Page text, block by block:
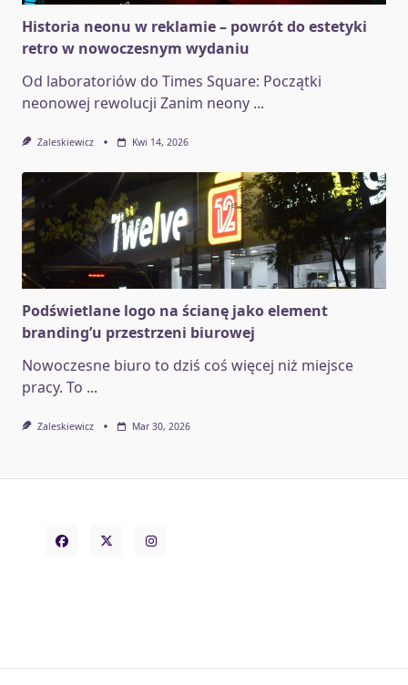
Historia neonu w reklamie – powrót do estetyki
retro w nowoczesnym wydaniu
Od laboratoriów do Times Square: Początki
neonowej rewolucji Zanim neony ...
Zaleskiewicz Kwi 14, 2026
Podświetlane logo na ścianę jako element
branding’u przestrzeni biurowej
Nowoczesne biuro to dziś coś więcej niż miejsce
pracy. To ...
Zaleskiewicz Mar 30, 2026